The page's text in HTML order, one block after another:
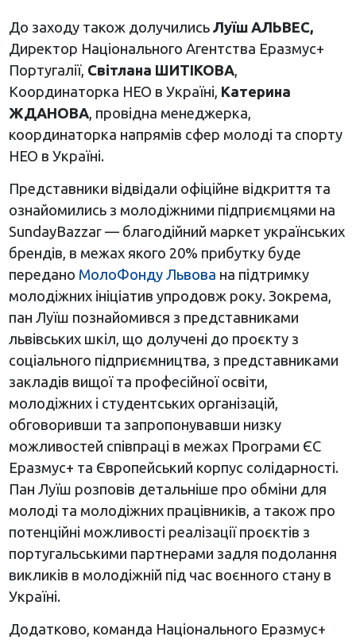
До заходу також долучились Луїш АЛЬВЕС,
Директор Національного Агентства Еразмус+
Португалії, Світлана ШИТІКОВА,
Координаторка НЕО в Україні, Катерина
ЖДАНОВА, провідна менеджерка,
координаторка напрямів сфер молоді та спорту
НЕО в Україні.
Представники відвідали офіційне відкриття та
ознайомились з молодіжними підприємцями на
SundayBazzar — благодійний маркет українських
брендів, в межах якого 20% прибутку буде
передано МолоФонду Львова на підтримку
молодіжних ініціатив упродовж року. Зокрема,
пан Луїш познайомився з представниками
львівських шкіл, що долучені до проєкту з
соціального підприємництва, з представниками
закладів вищої та професійної освіти,
молодіжних і студентських організацій,
обговоривши та запропонувавши низку
можливостей співпраці в межах Програми ЄС
Еразмус+ та Європейський корпус солідарності.
Пан Луїш розповів детальніше про обміни для
молоді та молодіжних працівників, а також про
потенційні можливості реалізації проєктів з
португальськими партнерами задля подолання
викликів в молодіжній під час воєнного стану в
Україні.
Додатково, команда Національного Еразмус+